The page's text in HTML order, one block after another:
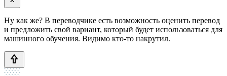
Ну как же? В переводчике есть возможность оценить перевод
и предложить свой вариант, который будет использоваться для
машинного обучения. Видимо кто-то накрутил.